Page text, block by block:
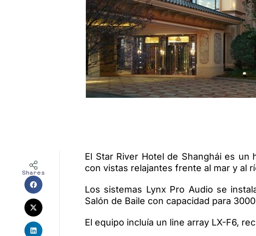
Shares
El Star River Hotel de Shanghái es
con vistas relajantes frente al mar y al
Los sistemas Lynx Pro Audio se
Salón de Baile con capacidad para
El equipo incluía un line array LX-F6,